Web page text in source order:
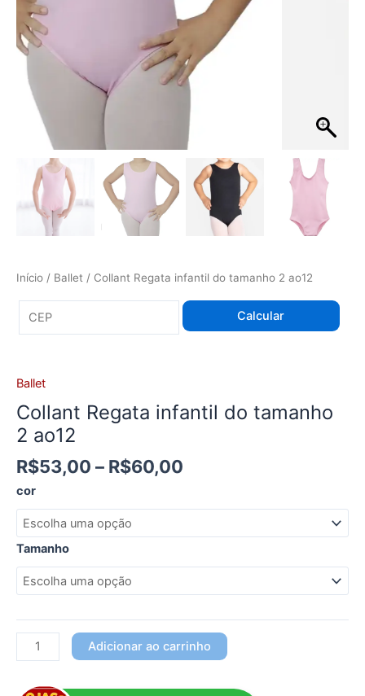
Início / Ballet / Collant Regata infantil do tamanho 2 ao12
Calcular
Ballet
Collant Regata infantil do tamanho
2 ao12
R$53,00 – R$60,00
cor
Tamanho
Adicionar ao carrinho